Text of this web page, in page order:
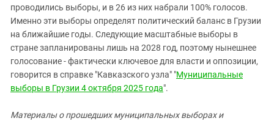
проводились выборы, и в 26 из них набрали 100% голосов.
Именно эти выборы определят политический баланс в Грузии
на ближайшие годы. Следующие масштабные выборы в
стране запланированы лишь на 2028 год, поэтому нынешнее
голосование - фактически ключевое для власти и оппозиции,
говорится в справке "Кавказского узла" "Муниципальные
выборы в Грузии 4 октября 2025 года".
Материалы о прошедших муниципальных выборах и